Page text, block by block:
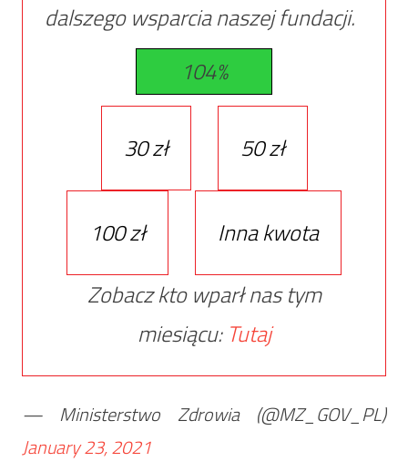
dalszego wsparcia naszej fundacji.
104%
30 zł 50 zł
100 zł
Inna kwota
Zobacz kto wparł nas tym
miesiącu: Tutaj
— Ministerstwo Zdrowia (@MZ_GOV_PL)
January 23, 2021